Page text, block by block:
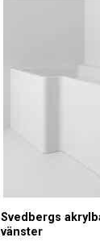
Svedbergs
vänster